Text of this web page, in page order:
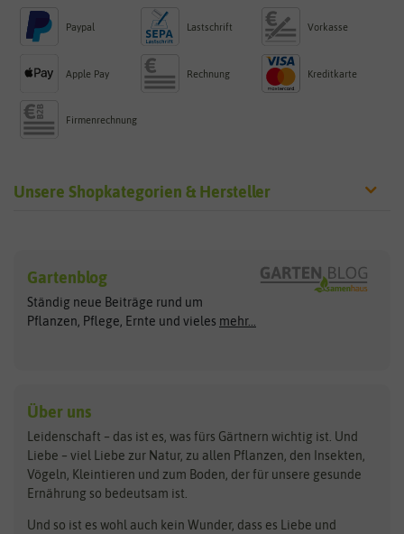
Paypal Lastschrift Vorkasse
Apple Pay Rechnung Kreditkarte
Firmenrechnung
Unsere Shopkategorien & Hersteller
Exotische Samen
Gemüsesamen
Gründünger
Kräutersamen
Obstsamen
Pilzbrut
Rasensamen
Steckzwiebeln
Zimmer & Kübelpflanzen
Arche Noah
ASB Greenworld
Benary
Bingenheimer Saatgut
Bionana
BIOWOL
Clever Pots
COMPO
Dürr-Samen
Feldsaaten Freudenberger
Gartenblog
Ständig neue Beiträge rund um
Pflanzen, Pflege, Ernte und vieles mehr...
Über uns
Leidenschaft – das ist es, was fürs Gärtnern wichtig ist. Und
Liebe – viel Liebe zur Natur, zu allen Pflanzen, den Insekten,
Vögeln, Kleintieren und zum Boden, der für unsere gesunde
Ernährung so bedeutsam ist.
Und so ist es wohl auch kein Wunder, dass es Liebe und